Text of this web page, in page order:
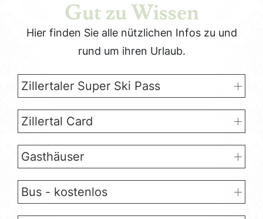
Gut zu Wissen
Hier finden Sie alle nützlichen Infos zu und
rund um ihren Urlaub.
Zillertaler Super Ski Pass
Zillertal Card
Gasthäuser
Bus - kostenlos